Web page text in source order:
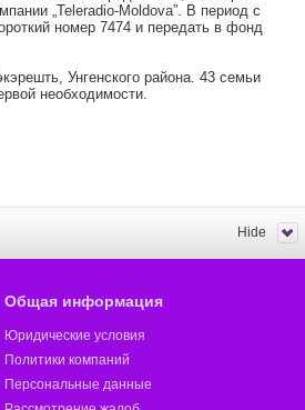
„Teleradio-Moldova”. В период с
номер 7474 и передать в фонд
Унгенского района. 43 семьи
необходимости.
Hide
Общая информация
Юридические условия
Политики компаний
Персональные данные